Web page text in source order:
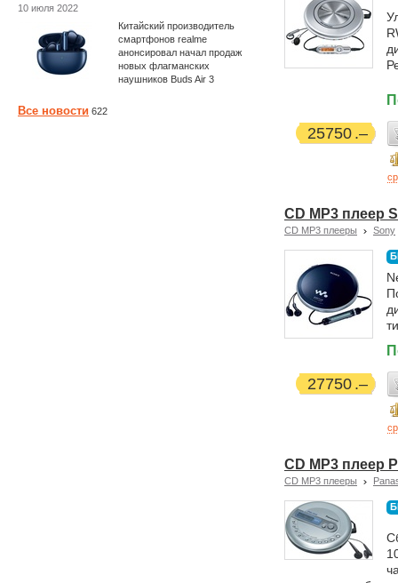
25750
CD MP3 плеер
CD MP3 плееры Sony
27750
CD MP3 плеер
CD MP3 плееры
10 июля 2022
Китайский производитель
смартфонов realme
анонсировал начал продаж
новых флагманских
наушников Buds Air 3
Все новости 622